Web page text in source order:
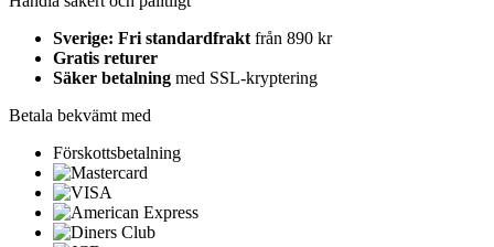
Sverige: Fri standardfrakt från 890 kr
Gratis returer
Säker betalning med SSL-kryptering
Betala bekvämt med
Förskottsbetalning